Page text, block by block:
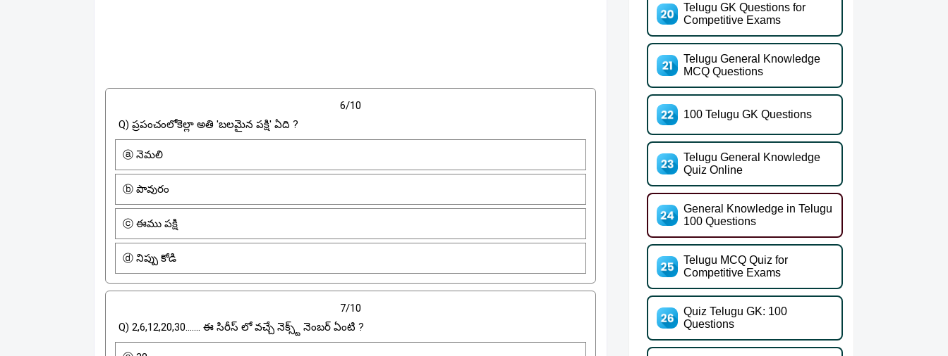
6/10
Q) ప్రపంచంలోకెల్లా అతి 'బలమైన పక్షి' ఏది ?
ⓐ నెమలి
ⓑ పావురం
ⓒ ఈము పక్షి
ⓓ నిప్పు కోడి
7/10
Q) 2,6,12,20,30....... ఈ సిరీస్ లో వచ్చే నెక్స్ట్ నెంబర్ ఏంటి ?
Telugu GK Questions for
Competitive Exams
Telugu General Knowledge
MCQ Questions
100 Telugu GK Questions
Telugu General Knowledge
Quiz Online
General Knowledge in Telugu
100 Questions
Telugu MCQ Quiz for
Competitive Exams
Quiz Telugu GK: 100
Questions